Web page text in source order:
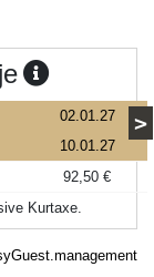
>
02.01.27
10.01.27
92,50 €
Kurtaxe.